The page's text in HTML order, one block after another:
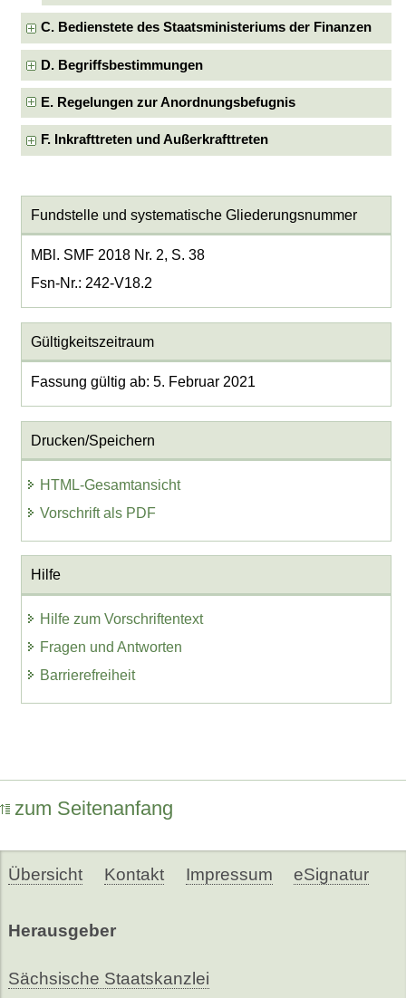
C. Bedienstete des Staatsministeriums der Finanzen
D. Begriffsbestimmungen
E. Regelungen zur Anordnungsbefugnis
F. Inkrafttreten und Außerkrafttreten
Fundstelle und systematische Gliederungsnummer
MBl. SMF 2018 Nr. 2, S. 38
Fsn-Nr.: 242-V18.2
Gültigkeitszeitraum
Fassung gültig ab: 5. Februar 2021
Drucken/Speichern
HTML-Gesamtansicht
Vorschrift als PDF
Hilfe
Hilfe zum Vorschriftentext
Fragen und Antworten
Barrierefreiheit
zum Seitenanfang
Übersicht Kontakt Impressum eSignatur
Herausgeber
Sächsische Staatskanzlei